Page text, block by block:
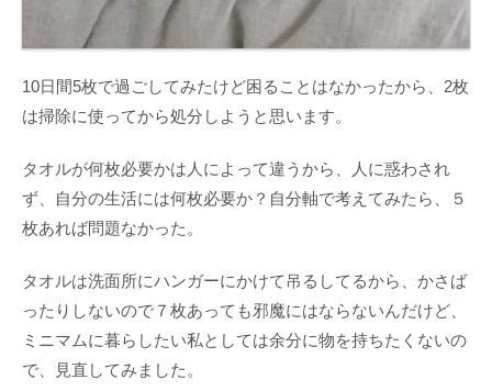
10日間5枚で過ごしてみたけど困ることはなかったから、2枚
は掃除に使ってから処分しようと思います。
タオルが何枚必要かは人によって違うから、人に惑わされ
ず、自分の生活には何枚必要か？自分軸で考えてみたら、５
枚あれば問題なかった。
タオルは洗面所にハンガーにかけて吊るしてるから、かさば
ったりしないので７枚あっても邪魔にはならないんだけど、
ミニマムに暮らしたい私としては余分に物を持ちたくないの
で、見直してみました。